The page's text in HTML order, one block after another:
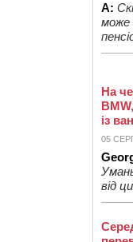
А:
може
На
із
05
від